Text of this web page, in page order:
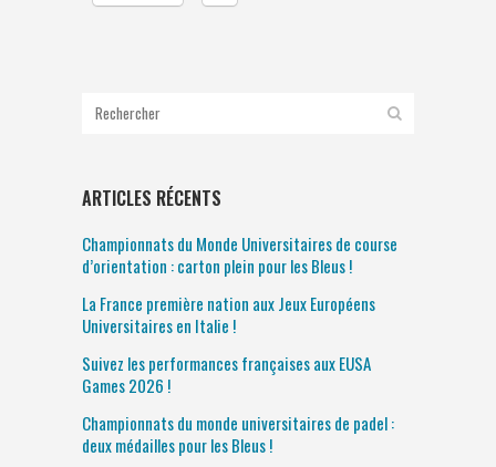
ARTICLES RÉCENTS
Championnats du Monde Universitaires de course
d’orientation : carton plein pour les Bleus !
La France première nation aux Jeux Européens
Universitaires en Italie !
Suivez les performances françaises aux EUSA
Games 2026 !
Championnats du monde universitaires de padel :
deux médailles pour les Bleus !